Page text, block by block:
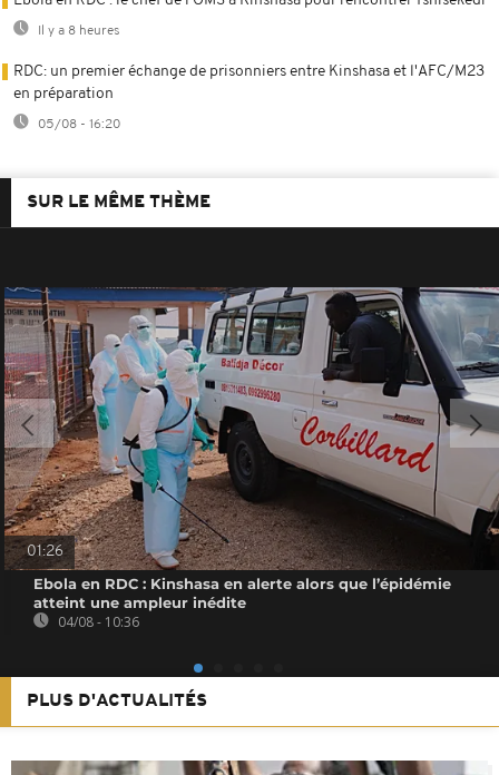
Il y a 8 heures
RDC: un premier échange de prisonniers entre Kinshasa et l'AFC/M23
en préparation
05/08 - 16:20
SUR LE MÊME THÈME
01:26
Ebola en RDC : Kinshasa en alerte alors que l’épidémie
atteint une ampleur inédite
04/08 - 10:36
PLUS D'ACTUALITÉS